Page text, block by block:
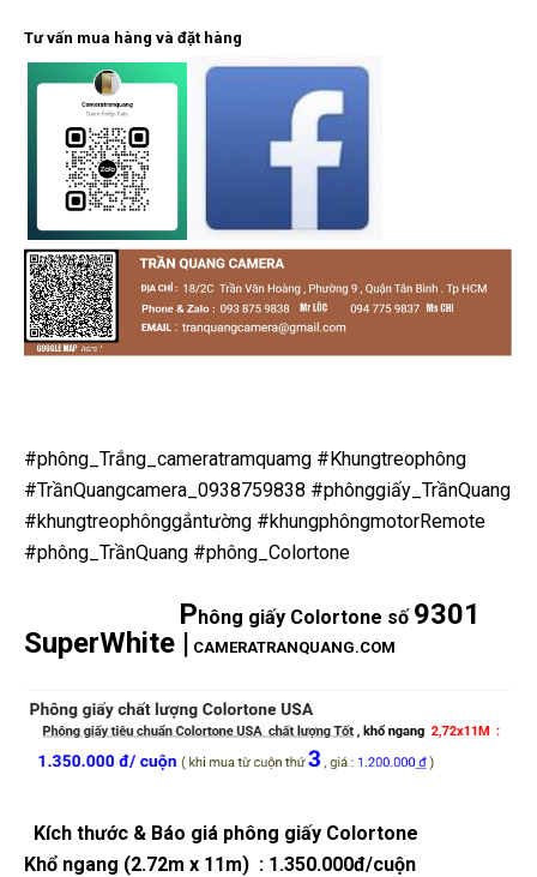
Tư vấn mua hàng và đặt hàng
#phông_Trắng_cameratramquamg #Khungtreophông
#TrầnQuangcamera_0938759838 #phônggiấy_TrầnQuang
#khungtreophônggắntường #khungphôngmotorRemote
#phông_TrầnQuang #phông_Colortone
P hông giấy Colortone số 9301
SuperWhite | CAMERATRANQUANG.COM
Kích thước & Báo giá phông giấy Colortone
Khổ ngang (2.72m x 11m) : 1.350.000đ/cuộn